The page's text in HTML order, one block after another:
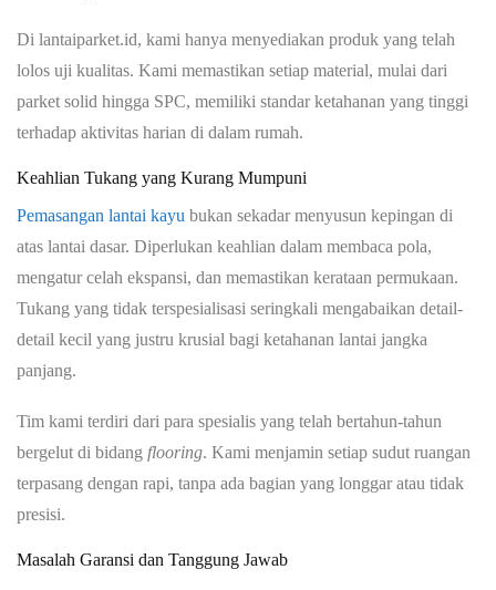
Di lantaiparket.id, kami hanya menyediakan produk yang telah
lolos uji kualitas. Kami memastikan setiap material, mulai dari
parket solid hingga SPC, memiliki standar ketahanan yang tinggi
terhadap aktivitas harian di dalam rumah.
Keahlian Tukang yang Kurang Mumpuni
Pemasangan lantai kayu bukan sekadar menyusun kepingan di
atas lantai dasar. Diperlukan keahlian dalam membaca pola,
mengatur celah ekspansi, dan memastikan kerataan permukaan.
Tukang yang tidak terspesialisasi seringkali mengabaikan detail-
detail kecil yang justru krusial bagi ketahanan lantai jangka
panjang.
Tim kami terdiri dari para spesialis yang telah bertahun-tahun
bergelut di bidang flooring. Kami menjamin setiap sudut ruangan
terpasang dengan rapi, tanpa ada bagian yang longgar atau tidak
presisi.
Masalah Garansi dan Tanggung Jawab